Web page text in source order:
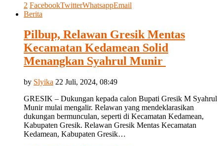
2 FacebookTwitterWhatsappEmail
Berita
Pilbup, Relawan Gresik Mentas
Kecamatan Kedamean Solid
Menangkan Syahrul Munir
by Slyika 22 Juli, 2024, 08:49
GRESIK – Dukungan kepada calon Bupati Gresik M Syahrul
Munir mulai mengalir. Relawan yang mendeklarasikan
dukungan bermunculan, seperti di Kecamatan Kedamean,
Kabupaten Gresik. Relawan Gresik Mentas Kecamatan
Kedamean, Kabupaten Gresik…